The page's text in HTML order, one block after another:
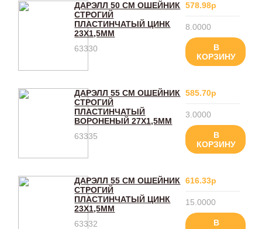
ДАРЭЛЛ 50 СМ ОШЕЙНИК
СТРОГИЙ
ПЛАСТИНЧАТЫЙ ЦИНК
23Х1,5ММ
63330
578.98р
8.0000
В
КОРЗИНУ
ДАРЭЛЛ 55 СМ ОШЕЙНИК
СТРОГИЙ
ПЛАСТИНЧАТЫЙ
ВОРОНЕНЫЙ 27Х1,5ММ
63335
585.70р
3.0000
В
КОРЗИНУ
ДАРЭЛЛ 55 СМ ОШЕЙНИК
СТРОГИЙ
ПЛАСТИНЧАТЫЙ ЦИНК
23Х1,5ММ
63332
616.33р
15.0000
В